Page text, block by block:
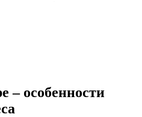
– особенности